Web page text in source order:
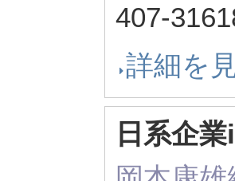
407-
詳細を
日系企